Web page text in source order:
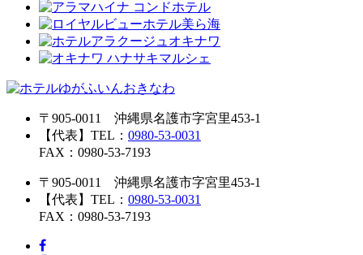
〒905-0011 沖縄県名護市字宮里453-1
【代表】TEL： 0980-53-0031
FAX：0980-53-7193
〒905-0011 沖縄県名護市字宮里453-1
【代表】TEL： 0980-53-0031
FAX：0980-53-7193